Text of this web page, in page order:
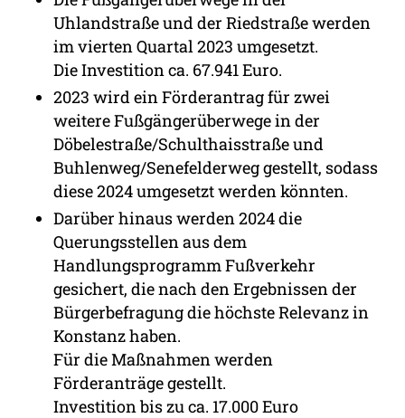
Uhlandstraße und der Riedstraße werden
im vierten Quartal 2023 umgesetzt.
Die Investition ca. 67.941 Euro.
2023 wird ein Förderantrag für zwei
weitere Fußgängerüberwege in der
Döbelestraße/Schulthaisstraße und
Buhlenweg/Senefelderweg gestellt, sodass
diese 2024 umgesetzt werden könnten.
Darüber hinaus werden 2024 die
Querungsstellen aus dem
Handlungsprogramm Fußverkehr
gesichert, die nach den Ergebnissen der
Bürgerbefragung die höchste Relevanz in
Konstanz haben.
Für die Maßnahmen werden
Förderanträge gestellt.
Investition bis zu ca. 17.000 Euro